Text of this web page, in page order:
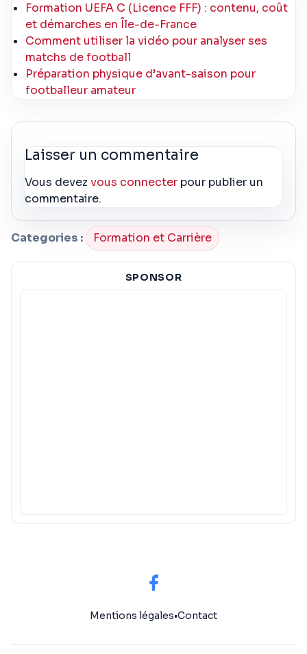
Formation UEFA C (Licence FFF) : contenu, coût
et démarches en Île-de-France
Comment utiliser la vidéo pour analyser ses
matchs de football
Préparation physique d’avant-saison pour
footballeur amateur
Laisser un commentaire
Vous devezvous connecter pour publier un
commentaire.
Categories : Formation et Carrière
SPONSOR
Mentions légales•Contact